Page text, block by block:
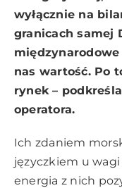
wyłącznie na
granicach samej
nas wartość. Po
rynek –
operatora.
Ich zdaniem
języczkiem u
energia z nich